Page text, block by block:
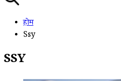
होम
Ssy
SSY